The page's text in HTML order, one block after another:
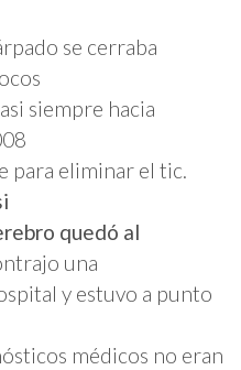
se cerraba
siempre hacia
para eliminar el tic.
quedó al
una
y estuvo a punto
médicos no eran